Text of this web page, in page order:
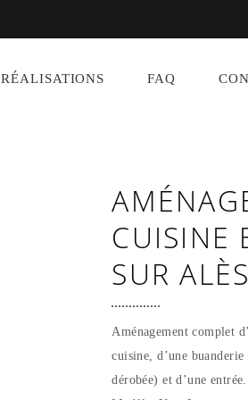
RÉALISATIONS FAQ
CUISINE
SUR ALÈS
Aménagement complet
cuisine, d’une
dérobée) et d’une entrée.